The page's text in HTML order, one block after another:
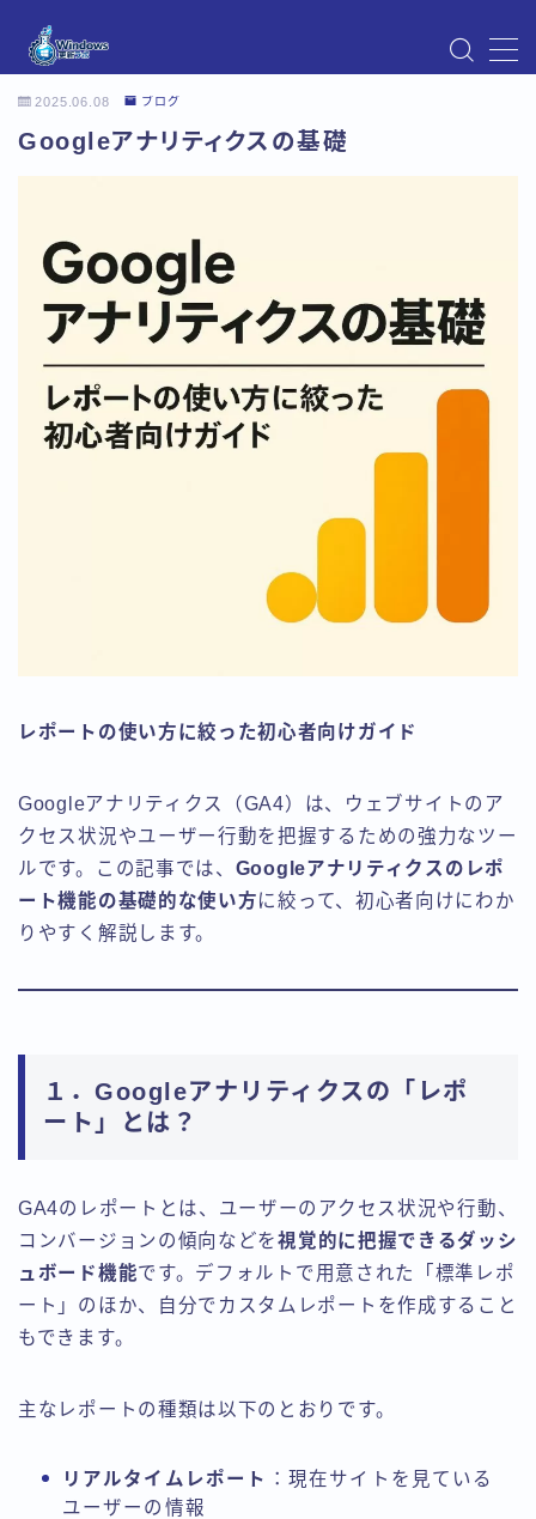
Instagram
Windows Updateの不具合・エラー対処法まとめ
お問い合わせ
デモプリセット記事 Part07
トップページ
プライバシーポリシー
プロフィール
メニュー
利用規約／特定商取引法に基づく表記
有料記事の決済完了ページ
2025.06.08 ブログ
Googleアナリティクスの基礎
レポートの使い方に絞った初心者向けガイド
Googleアナリティクス（GA4）は、ウェブサイトのア
クセス状況やユーザー行動を把握するための強力なツー
ルです。この記事では、 Googleアナリティクスのレポ
ート機能の基礎的な使い方に絞って、初心者向けにわか
りやすく解説します。
１．Googleアナリティクスの「レポ
ート」とは？
GA4のレポートとは、ユーザーのアクセス状況や行動、
コンバージョンの傾向などを視覚的に把握できるダッシ
ュボード機能です。デフォルトで用意された「標準レポ
ート」のほか、自分でカスタムレポートを作成すること
もできます。
主なレポートの種類は以下のとおりです。
リアルタイムレポート ：現在サイトを見ている
ユーザーの情報